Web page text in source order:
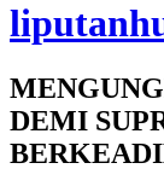
DEMI